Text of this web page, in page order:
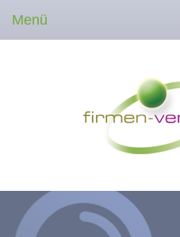
Menü